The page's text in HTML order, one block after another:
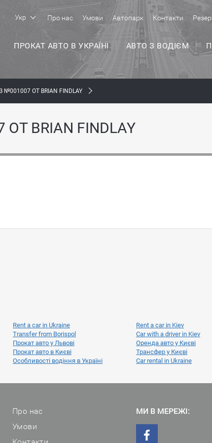
Укр
ПРОКАТ АВТО В УКРАЇНІ АВТО З ВОДІЄМ
Про нас Умови Автопарк Контакти
№001007 ОТ BRIAN FINDLAY
BRIAN FINDLAY
Rent a car in Ukraine Rent a car in Kiev
Transfer from Borispol Car with a driver in Kiev
Прокат авто у Львові Оренда авто у Києві
Прокат авто в Києві Трансфер у Києві
Особливості водіння в Україні Car rental in Ukraine
Про нас
Умови
МИ В МЕРЕЖІ: